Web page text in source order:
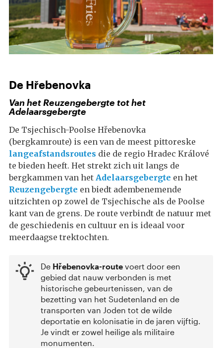
De Hřebenovka
Van het Reuzengebergte tot het
Adelaarsgebergte
De Tsjechisch-Poolse Hřebenovka
(bergkamroute) is een van de meest pittoreske
langeafstandsroutes die de regio Hradec Králové
te bieden heeft. Het strekt zich uit langs de
bergkammen van het Adelaarsgebergte en het
Reuzengebergte en biedt adembenemende
uitzichten op zowel de Tsjechische als de Poolse
kant van de grens. De route verbindt de natuur met
de geschiedenis en cultuur en is ideaal voor
meerdaagse trektochten.
De Hřebenovka-route voert door een
gebied dat nauw verbonden is met
historische gebeurtenissen, van de
bezetting van het Sudetenland en de
transporten van Joden tot de wilde
deportatie en kolonisatie in de jaren vijftig.
Je vindt er zowel heilige als militaire
monumenten.